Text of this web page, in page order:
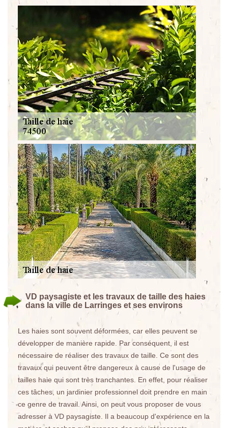
VD paysagiste et les travaux de taille des haies
dans la ville de Larringes et ses environs
Les haies sont souvent déformées, car elles peuvent se
développer de manière rapide. Par conséquent, il est
nécessaire de réaliser des travaux de taille. Ce sont des
travaux qui peuvent être dangereux à cause de l'usage de
tailles haie qui sont très tranchantes. En effet, pour réaliser
ces tâches, un jardinier professionnel doit prendre en main
ce genre de travail. Ainsi, on peut vous proposer de vous
adresser à VD paysagiste. Il a beaucoup d'expérience en la